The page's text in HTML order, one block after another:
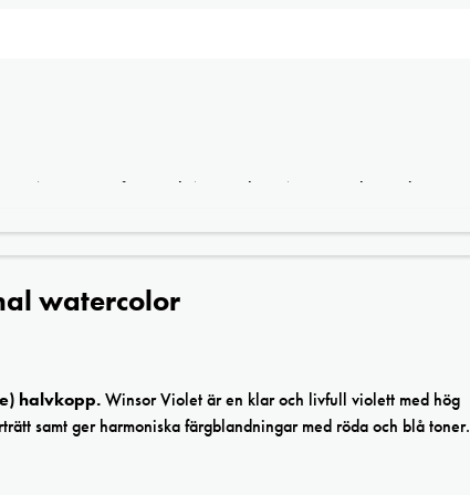
watercolor
halvkopp.Winsor Violet är en klar och livfull violett med hög
samt ger harmoniska färgblandningar med röda och blå toner.